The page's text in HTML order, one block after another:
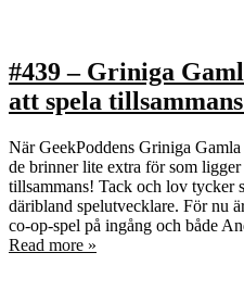
#439 – Griniga
att spela
När GeekPoddens Griniga
de brinner lite extra för som
tillsammans! Tack och lov tycker
däribland spelutvecklare. För nu
co-op-spel på ingång och både
Read more »